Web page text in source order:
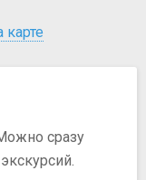
сразу